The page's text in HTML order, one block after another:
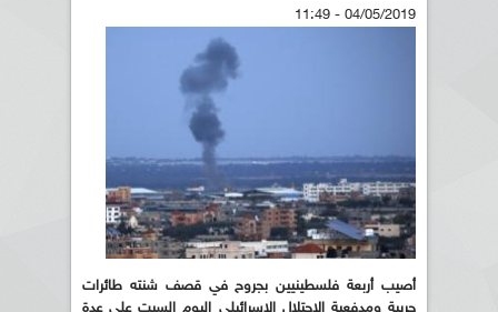
04/05/2019 - 11:49
أصيب أربعة فلسطينيين بجروح في قصف شنته طائرات
حربية ومدفعية الاحتلال الإسرائيلي اليوم السبت على عدة